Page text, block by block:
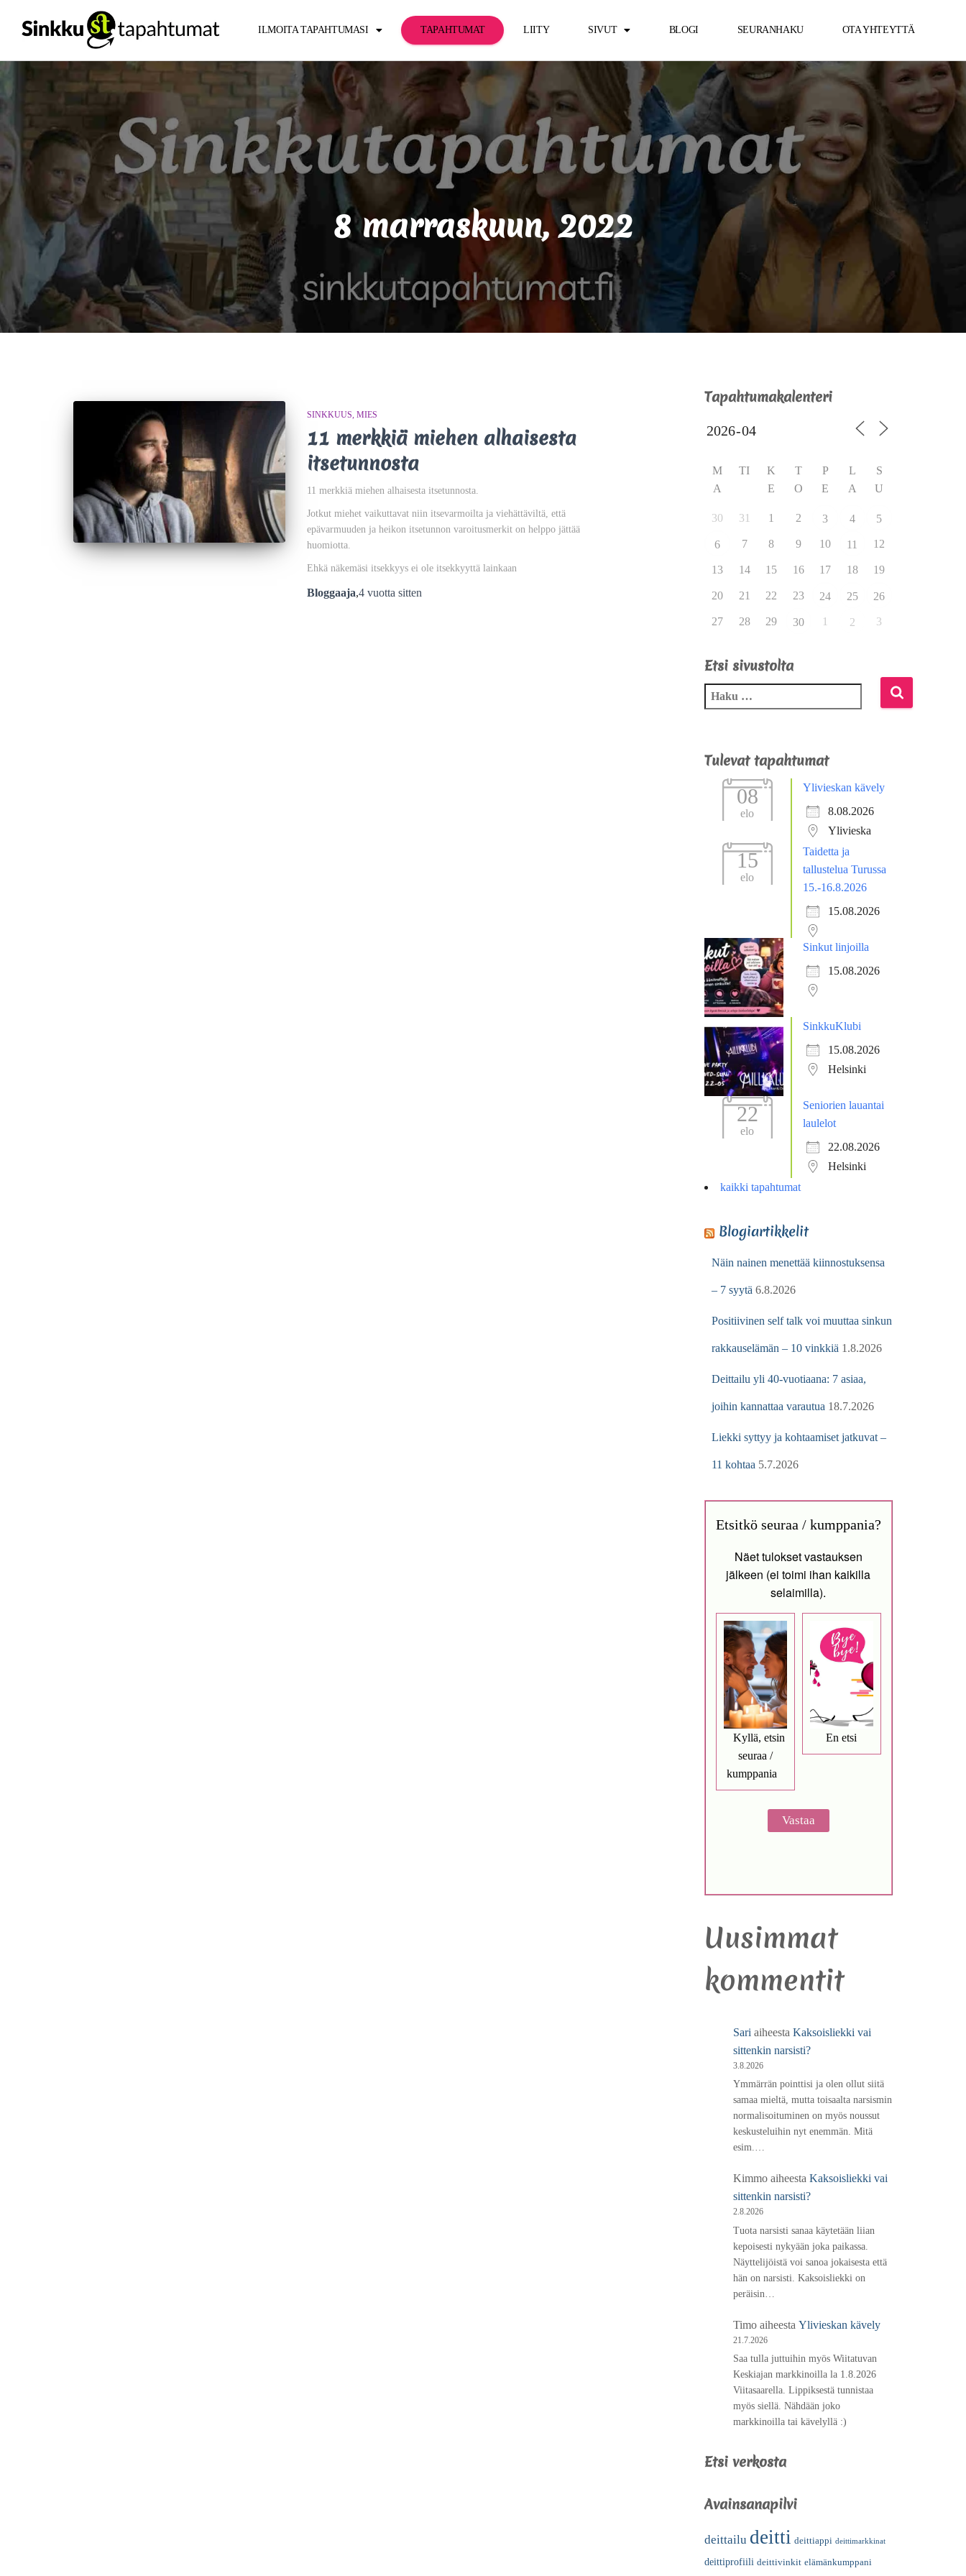
ILMOITA TAPAHTUMASI TAPAHTUMAT LIITY SIVUT BLOGI SEURANHAKU OTA YHTEYTTÄ
8 marraskuun, 2022
SINKKUUS MIES
11 merkkiä miehen alhaisesta
itsetunnosta
11 merkkiä miehen alhaisesta itsetunnosta.
Jotkut miehet vaikuttavat niin itsevarmoilta ja viehättäviltä, että
epävarmuuden ja heikon itsetunnon varoitusmerkit on helppo jättää
huomiotta.
Ehkä näkemäsi itsekkyys ei ole itsekkyyttä lainkaan
Bloggaaja,4 vuotta sitten
Tapahtumakalenteri
M
A
TI
K
E
T
O
P
E
L
A
S
U
30 31 1 2 3 4 5
6 7 8 9 10 11 12
13 14 15 16 17 18 19
20 21 22 23 24 25 26
27 28 29 30 1 2 3
Etsi sivustolta
Tulevat tapahtumat
08
elo
Ylivieskan kävely
8.08.2026
Ylivieska
15
elo
Taidetta ja
tallustelua Turussa
15.-16.8.2026
15.08.2026
Sinkut linjoilla
15.08.2026
SinkkuKlubi
15.08.2026
Helsinki
22
elo
Seniorien lauantai
laulelot
22.08.2026
Helsinki
kaikki tapahtumat
Blogiartikkelit
Näin nainen menettää kiinnostuksensa
– 7 syytä 6.8.2026
Positiivinen self talk voi muuttaa sinkun
rakkauselämän – 10 vinkkiä 1.8.2026
Deittailu yli 40-vuotiaana: 7 asiaa,
joihin kannattaa varautua 18.7.2026
Liekki syttyy ja kohtaamiset jatkuvat –
11 kohtaa 5.7.2026
Etsitkö seuraa / kumppania?
Näet tulokset vastauksen
jälkeen (ei toimi ihan kaikilla
selaimilla).
Kyllä, etsin
seuraa /
kumppania
En etsi
Uusimmat
kommentit
Sari aiheesta Kaksoisliekki vai
sittenkin narsisti?
3.8.2026
Ymmärrän pointtisi ja olen ollut siitä
samaa mieltä, mutta toisaalta narsismin
normalisoituminen on myös noussut
keskusteluihin nyt enemmän. Mitä
esim.…
Kimmoaiheesta Kaksoisliekki vai
sittenkin narsisti?
2.8.2026
Tuota narsisti sanaa käytetään liian
kepoisesti nykyään joka paikassa.
Näyttelijöistä voi sanoa jokaisesta että
hän on narsisti. Kaksoisliekki on
peräisin…
Timoaiheesta Ylivieskan kävely
21.7.2026
Saa tulla juttuihin myös Wiitatuvan
Keskiajan markkinoilla la 1.8.2026
Viitasaarella. Lippiksestä tunnistaa
myös siellä. Nähdään joko
markkinoilla tai kävelyllä :)
Etsi verkosta
Avainsanapilvi
deittailu deitti deittiappi deittimarkkinat
deittiprofiili deittivinkit elämänkumppani